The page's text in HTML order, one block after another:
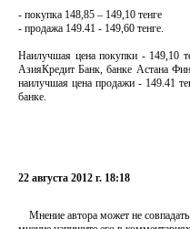
- покупка 148,85 – 149,10 тенге
- продажа 149.41 - 149,60 тенге.
Наилучшая цена покупки - 149,10
АзияКредит Банк, банке Астана
наилучшая цена продажи - 149.41
банке.
22 августа 2012 г. 18:18
Мнение автора может не